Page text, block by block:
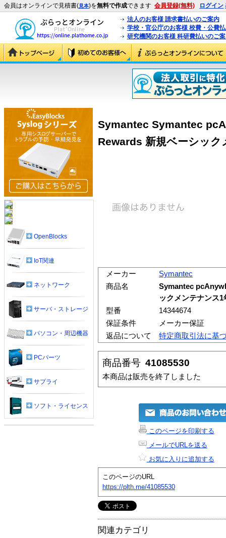
会員はオンラインで見積書(見本)を無料で作成できます 会員登録(無料) ログイン
法人のお客様 請求書払いのご案内
学校・官公庁のお客様 校費・公費
研究機関のお客様 科研費払いのご
Symantec Symantec
Rewards 新規ベーシック
メーカー
Symantec
商品名
Symantec
ックメンテナンス
型番
14344674
保証条件
メーカー保証
返品について
特定商取引法に基
商品番号 41085530
本商品は販売を終了しました
このページを印刷する
メールでURLを送る
お気に入りに追加する
このページのURL
https://plth.me/41085530
関連カテゴリ
OpenBlocks
IoT関連
ネットワーク
サーバ・ストレージ
パソコン・周辺機器
PCパーツ
サプライ
ソフト・ライセンス